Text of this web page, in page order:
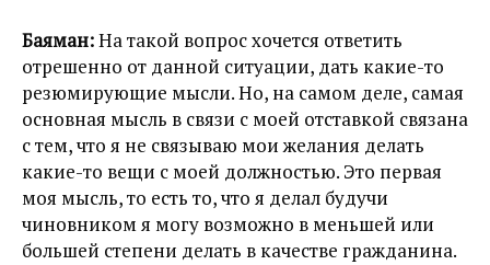
Баяман:На такой вопрос хочется ответить
отрешенно от данной ситуации, дать какие-то
резюмирующие мысли. Но, на самом деле, самая
основная мысль в связи с моей отставкой связана
с тем, что я не связываю мои желания делать
какие-то вещи с моей должностью. Это первая
моя мысль, то есть то, что я делал будучи
чиновником я могу возможно в меньшей или
большей степени делать в качестве гражданина.